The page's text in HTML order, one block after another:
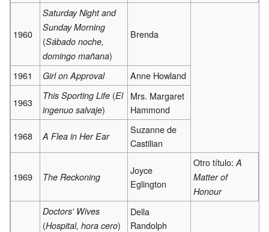
1960
Saturday Night and
Sunday Morning
(Sábado noche,
domingo mañana)
Brenda
1961 Girl on Approval Anne Howland
1963
This Sporting Life (El
ingenuo salvaje)
Mrs. Margaret
Hammond
1968 A Flea in Her Ear
Suzanne de
Castilian
1969 The Reckoning
Joyce
Eglington
Otro título: A
Matter of
Honour
Doctors' Wives
(Hospital, hora cero)
Della
Randolph